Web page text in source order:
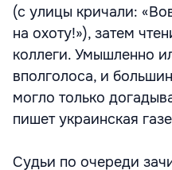
(с улицы кричали:
на охоту!»), затем
коллеги. Умышленно
вполголоса, и
могло только
пишет украинская
Судьи по очереди